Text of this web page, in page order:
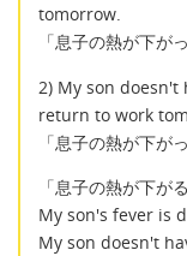
tomorrow.
「息子の熱が下が
2) My son doesn't
return to work
「息子の熱が下が
「息子の熱が下が
My son's fever is
My son doesn't